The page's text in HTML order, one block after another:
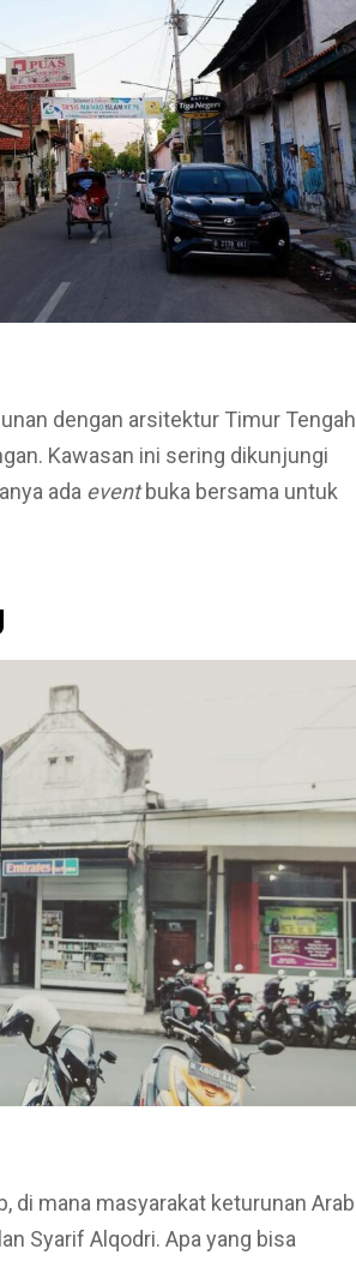
dengan arsitektur Timur Tengah
Kawasan ini sering dikunjungi
ada eventbuka bersama untuk
di mana masyarakat keturunan Arab
Syarif Alqodri. Apa yang bisa